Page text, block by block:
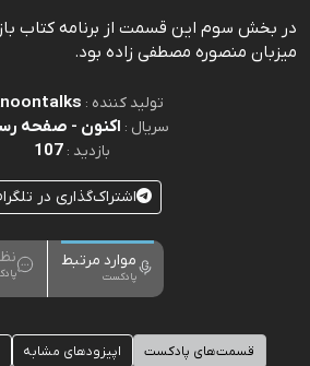
در بخش سوم این قسمت از برنامه کتاب
میزبان منصوره مصطفی زاده بود.
تولید کننده :
سریال : اکنون - صفحه
بازدید : 107
اشتراک‌گذاری در
موارد مرتبط
پادکست
قسمت‌های پادکست اپیزودهای مشابه